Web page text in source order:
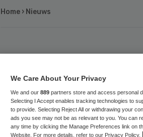
Home › Nieuws
Opkopers
Grieks
We Care About Your Privacy
We and our 889 partners store and access personal
Selecting I Accept enables tracking technologies to
to provide. Selecting Reject All or withdrawing your
ads you see may not be as relevant to you. You can
any time by clicking the Manage Preferences link on
Website. For more details, refer to our Privacy Policy.